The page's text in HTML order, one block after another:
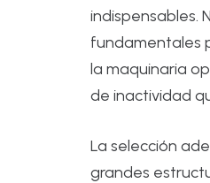
indispensables.
fundamentales
la maquinaria
de inactividad
La selección
grandes